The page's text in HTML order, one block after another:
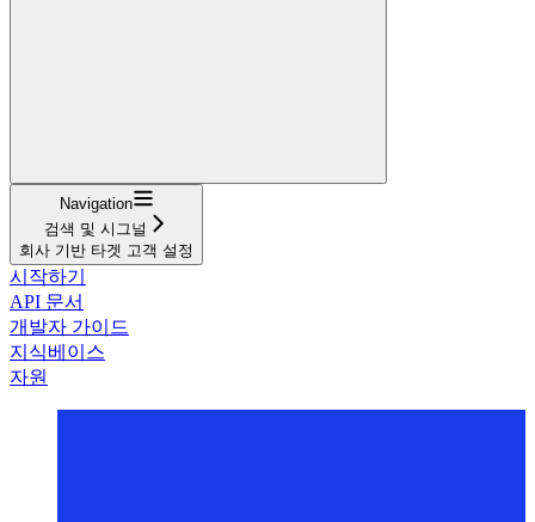
Navigation
검색 및 시그널
회사 기반 타겟 고객 설정
시작하기
API 문서
개발자 가이드
지식베이스
자원